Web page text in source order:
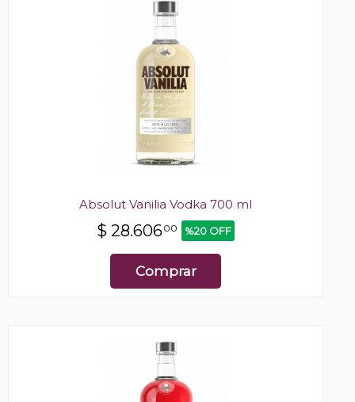
Absolut Vanilia Vodka 700 ml
$ 28.60600 %20 OFF
Comprar